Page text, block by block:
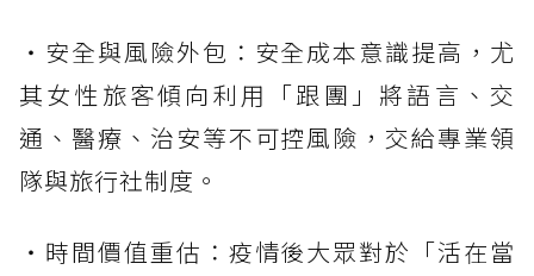
・安全與風險外包：安全成本意識提高，尤
其女性旅客傾向利用「跟團」將語言、交
通、醫療、治安等不可控風險，交給專業領
隊與旅行社制度。
・時間價值重估：疫情後大眾對於「活在當